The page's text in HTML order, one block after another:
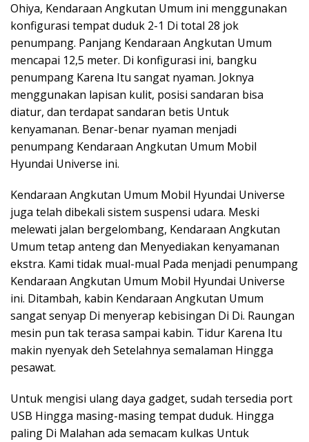
Ohiya, Kendaraan Angkutan Umum ini menggunakan
konfigurasi tempat duduk 2-1 Di total 28 jok
penumpang. Panjang Kendaraan Angkutan Umum
mencapai 12,5 meter. Di konfigurasi ini, bangku
penumpang Karena Itu sangat nyaman. Joknya
menggunakan lapisan kulit, posisi sandaran bisa
diatur, dan terdapat sandaran betis Untuk
kenyamanan. Benar-benar nyaman menjadi
penumpang Kendaraan Angkutan Umum Mobil
Hyundai Universe ini.
Kendaraan Angkutan Umum Mobil Hyundai Universe
juga telah dibekali sistem suspensi udara. Meski
melewati jalan bergelombang, Kendaraan Angkutan
Umum tetap anteng dan Menyediakan kenyamanan
ekstra. Kami tidak mual-mual Pada menjadi penumpang
Kendaraan Angkutan Umum Mobil Hyundai Universe
ini. Ditambah, kabin Kendaraan Angkutan Umum
sangat senyap Di menyerap kebisingan Di Di. Raungan
mesin pun tak terasa sampai kabin. Tidur Karena Itu
makin nyenyak deh Setelahnya semalaman Hingga
pesawat.
Untuk mengisi ulang daya gadget, sudah tersedia port
USB Hingga masing-masing tempat duduk. Hingga
paling Di Malahan ada semacam kulkas Untuk